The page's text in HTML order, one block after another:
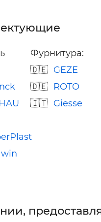
Фурнитура:
GEZE
ROTO
Giesse